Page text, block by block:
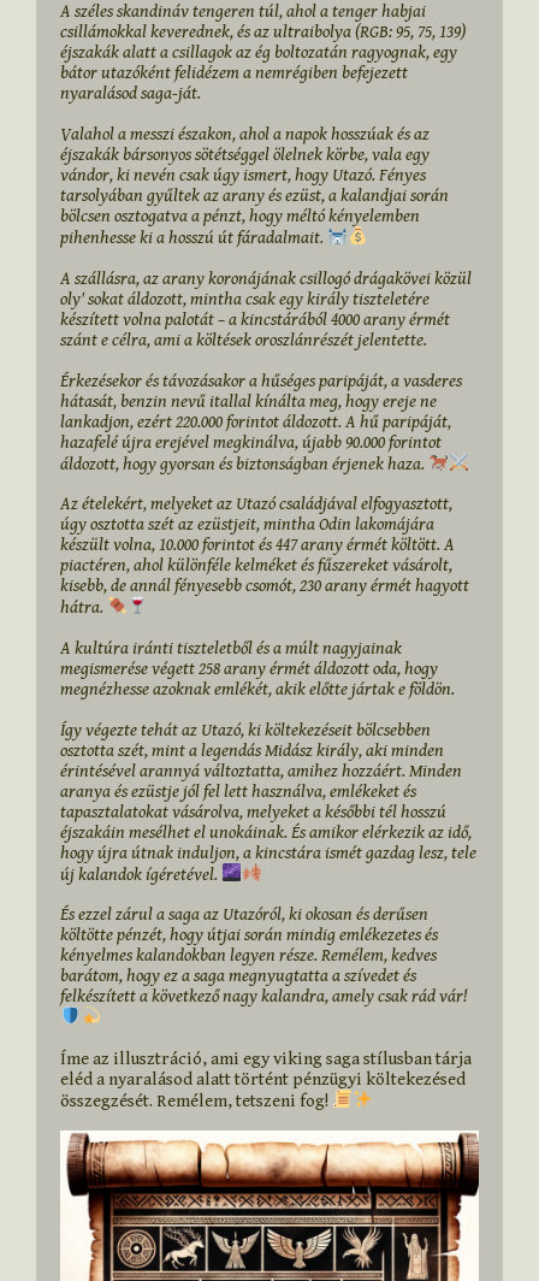
A széles skandináv tengeren túl, ahol a tenger habjai
csillámokkal keverednek, és az ultraibolya (RGB: 95, 75, 139)
éjszakák alatt a csillagok az ég boltozatán ragyognak, egy
bátor utazóként felidézem a nemrégiben befejezett
nyaralásod saga-ját.
Valahol a messzi északon, ahol a napok hosszúak és az
éjszakák bársonyos sötétséggel ölelnek körbe, vala egy
vándor, ki nevén csak úgy ismert, hogy Utazó. Fényes
tarsolyában gyűltek az arany és ezüst, a kalandjai során
bölcsen osztogatva a pénzt, hogy méltó kényelemben
pihenhesse ki a hosszú út fáradalmait.
A szállásra, az arany koronájának csillogó drágakövei közül
oly' sokat áldozott, mintha csak egy király tiszteletére
készített volna palotát – a kincstárából 4000 arany érmét
szánt e célra, ami a költések oroszlánrészét jelentette.
Érkezésekor és távozásakor a hűséges paripáját, a vasderes
hátasát, benzin nevű itallal kínálta meg, hogy ereje ne
lankadjon, ezért 220.000 forintot áldozott. A hű paripáját,
hazafelé újra erejével megkinálva, újabb 90.000 forintot
áldozott, hogy gyorsan és biztonságban érjenek haza.
Az ételekért, melyeket az Utazó családjával elfogyasztott,
úgy osztotta szét az ezüstjeit, mintha Odin lakomájára
készült volna, 10.000 forintot és 447 arany érmét költött. A
piactéren, ahol különféle kelméket és fűszereket vásárolt,
kisebb, de annál fényesebb csomót, 230 arany érmét hagyott
hátra.
A kultúra iránti tiszteletből és a múlt nagyjainak
megismerése végett 258 arany érmét áldozott oda, hogy
megnézhesse azoknak emlékét, akik előtte jártak e földön.
Így végezte tehát az Utazó, ki költekezéseit bölcsebben
osztotta szét, mint a legendás Midász király, aki minden
érintésével arannyá változtatta, amihez hozzáért. Minden
aranya és ezüstje jól fel lett használva, emlékeket és
tapasztalatokat vásárolva, melyeket a későbbi tél hosszú
éjszakáin mesélhet el unokáinak. És amikor elérkezik az idő,
hogy újra útnak induljon, a kincstára ismét gazdag lesz, tele
új kalandok ígéretével.
És ezzel zárul a saga az Utazóról, ki okosan és derűsen
költötte pénzét, hogy útjai során mindig emlékezetes és
kényelmes kalandokban legyen része. Remélem, kedves
barátom, hogy ez a saga megnyugtatta a szívedet és
felkészített a következő nagy kalandra, amely csak rád vár!
Íme az illusztráció, ami egy viking saga stílusban tárja
eléd a nyaralásod alatt történt pénzügyi költekezésed
összegzését. Remélem, tetszeni fog!